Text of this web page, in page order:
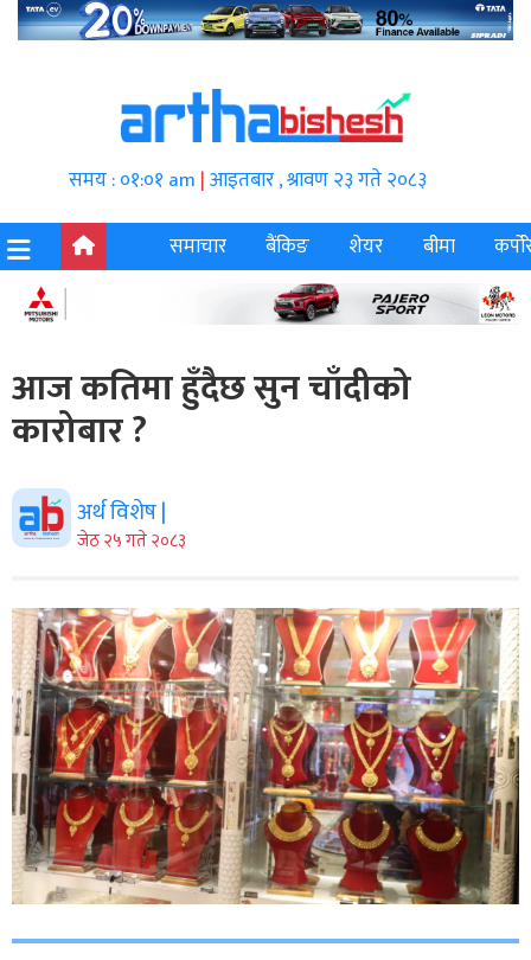
समय : ०१:०१ am |आइतबार , श्रावण २३ गते २०८३
समाचार
बैंकिङ शेयर बीमा
आज कतिमा हुँदैछ सुन चाँदीको
कारोबार ?
अर्थ विशेष |
जेठ २५ गते २०८३